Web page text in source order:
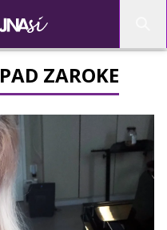
ZAROKE